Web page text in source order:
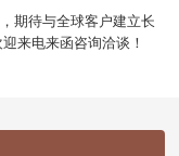
期待与全球客户建立长
来电来函咨询洽谈！